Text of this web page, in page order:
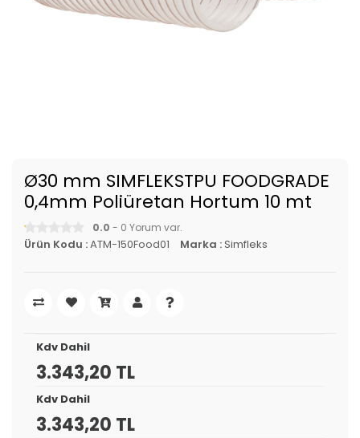
Ø30 mm SIMFLEKSTPU FOODGRADE
0,4mm Poliüretan Hortum 10 mt
0.0 - 0 Yorum var.
Ürün Kodu :ATM-150Food01 Marka :Simfleks
Kdv Dahil
3.343,20 TL
Kdv Dahil
3.343,20 TL